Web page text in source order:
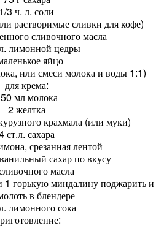
1/3 ч. л. соли
растворимые сливки для кофе)
сливочного масла
лимонной цедры
яйцо
или смеси молока и воды 1:1)
для крема:
мл молока
2 желтка
крахмала (или муки)
ст.л. сахара
срезанная лентой
сахар по вкусу
масла
1 горькую миндалину поджарить и
в блендере
лимонного сока